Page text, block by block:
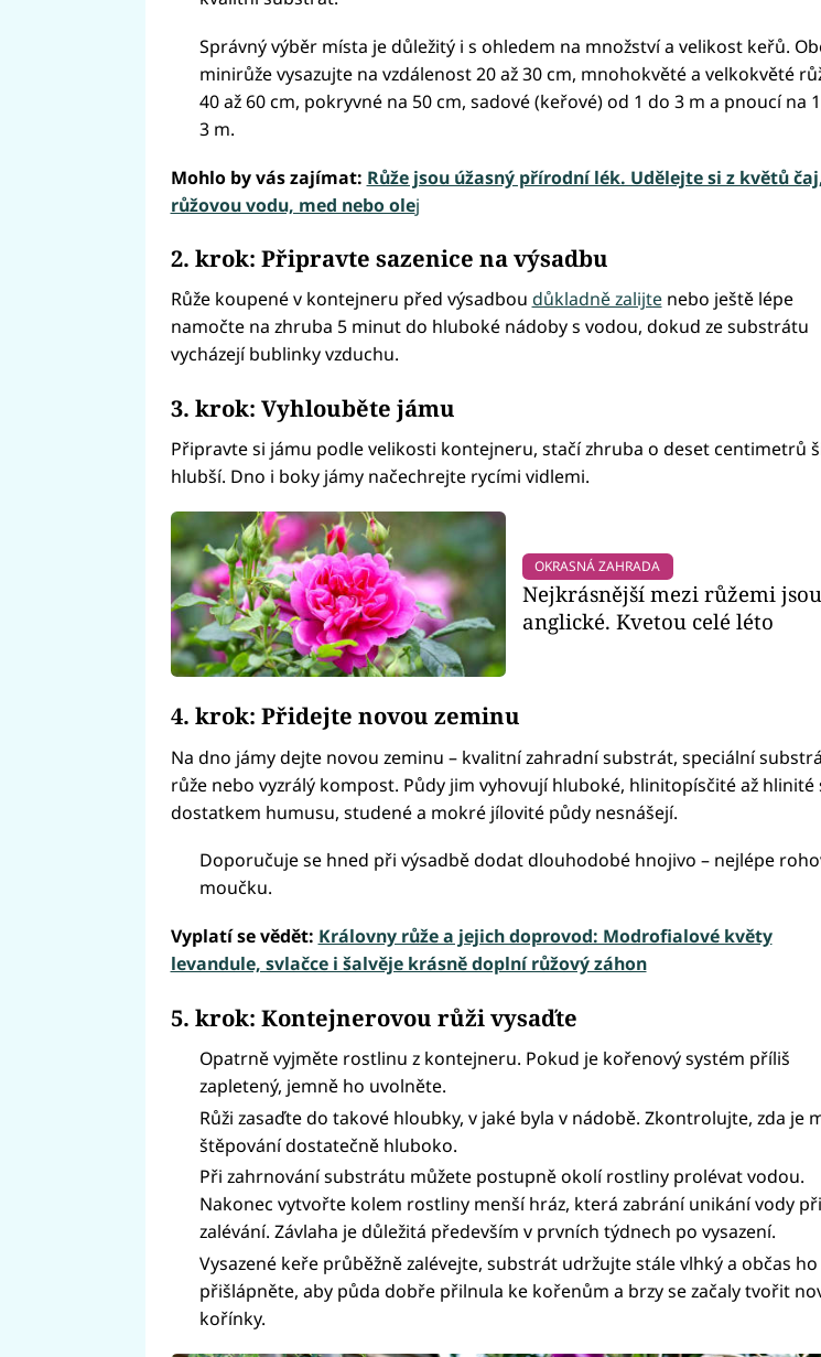
Správný výběr místa je důležitý i s ohledem na množství a velikost keřů.
minirůže vysazujte na vzdálenost 20 až 30 cm, mnohokvěté a velkokvěté
40 až 60 cm, pokryvné na 50 cm, sadové (keřové) od 1 do 3 m a pnoucí na
3 m.
Mohlo by vás zajímat: Růže jsou úžasný přírodní lék. Udělejte si z květů
růžovou vodu, med nebo olej
2. krok: Připravte sazenice na výsadbu
Růže koupené v kontejneru před výsadbou důkladně zalijtenebo ještě lépe
namočte na zhruba 5 minut do hluboké nádoby s vodou, dokud ze substrátu
vycházejí bublinky vzduchu.
3. krok: Vyhlouběte jámu
Připravte si jámu podle velikosti kontejneru, stačí zhruba o deset centimetrů
hlubší. Dno i boky jámy načechrejte rycími vidlemi.
OKRASNÁ ZAHRADA
Nejkrásnější mezi růžemi
anglické. Kvetou celé léto
4. krok: Přidejte novou zeminu
Na dno jámy dejte novou zeminu – kvalitní zahradní substrát, speciální
růže nebo vyzrálý kompost. Půdy jim vyhovují hluboké, hlinitopísčité až hlinité
dostatkem humusu, studené a mokré jílovité půdy nesnášejí.
Doporučuje se hned při výsadbě dodat dlouhodobé hnojivo – nejlépe
moučku.
Vyplatí se vědět: Královny růže a jejich doprovod: Modrofialové květy
levandule, svlačce i šalvěje krásně doplní růžový záhon
5. krok: Kontejnerovou růži vysaďte
Opatrně vyjměte rostlinu z kontejneru. Pokud je kořenový systém příliš
zapletený, jemně ho uvolněte.
Růži zasaďte do takové hloubky, v jaké byla v nádobě. Zkontrolujte, zda je
štěpování dostatečně hluboko.
Při zahrnování substrátu můžete postupně okolí rostliny prolévat vodou.
Nakonec vytvořte kolem rostliny menší hráz, která zabrání unikání vody při
zalévání. Závlaha je důležitá především v prvních týdnech po vysazení.
Vysazené keře průběžně zalévejte, substrát udržujte stále vlhký a občas ho
přišlápněte, aby půda dobře přilnula ke kořenům a brzy se začaly tvořit
kořínky.